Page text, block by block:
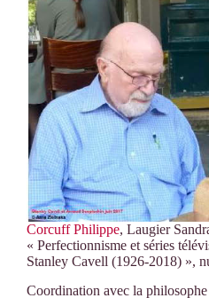
Corcuff Philippe, Laugier
« Perfectionnisme et séries
Stanley Cavell (1926-2018) »,
Coordination avec la